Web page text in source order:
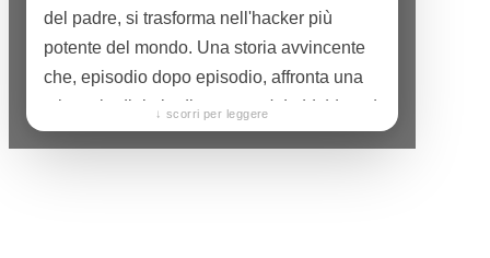
del padre, si trasforma nell'hacker più
potente del mondo. Una storia avvincente
che, episodio dopo episodio, affronta una
minaccia digitale diversa —
dal phishing al
ransomware, fino al cyberbullismo— e
↓ scorri per leggere